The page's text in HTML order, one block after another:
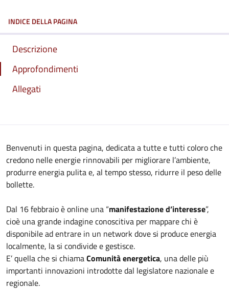
INDICE DELLA PAGINA
Descrizione
Approfondimenti
Allegati
Benvenuti in questa pagina, dedicata a tutte e tutti coloro che
credono nelle energie rinnovabili per migliorare l’ambiente,
produrre energia pulita e, al tempo stesso, ridurre il peso delle
bollette.
Dal 16 febbraio è online una “manifestazione d’interesse”,
cioè una grande indagine conoscitiva per mappare chi è
disponibile ad entrare in un network dove si produce energia
localmente, la si condivide e gestisce.
E’ quella che si chiamaComunità energetica, una delle più
importanti innovazioni introdotte dal legislatore nazionale e
regionale.